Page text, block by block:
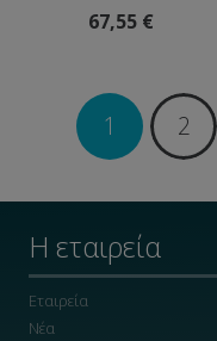
67,55 €
1 2
Η εταιρεία
Εταιρεία
Νέα